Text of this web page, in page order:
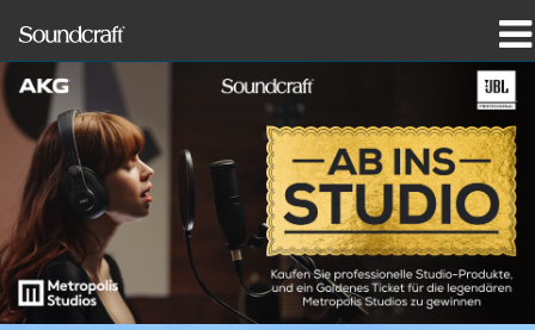
Produkte
Fallstudien und Nachrichten
Wo zu kaufen
Schulungen
Support